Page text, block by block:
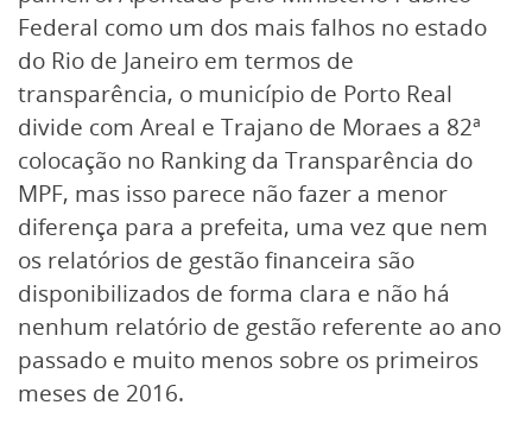
Federal como um dos mais falhos no estado
do Rio de Janeiro em termos de
transparência, o município de Porto Real
divide com Areal e Trajano de Moraes a 82ª
colocação no Ranking da Transparência do
MPF, mas isso parece não fazer a menor
diferença para a prefeita, uma vez que nem
os relatórios de gestão financeira são
disponibilizados de forma clara e não há
nenhum relatório de gestão referente ao ano
passado e muito menos sobre os primeiros
meses de 2016.